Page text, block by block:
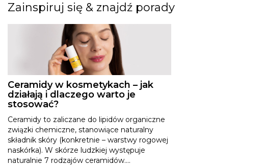
Zainspiruj się & znajdź porady
Ceramidy w kosmetykach – jak
działają i dlaczego warto je
stosować?
Ceramidy to zaliczane do lipidów organiczne
związki chemiczne, stanowiące naturalny
składnik skóry (konkretnie – warstwy rogowej
naskórka). W skórze ludzkiej występuje
naturalnie 7 rodzajów ceramidów....